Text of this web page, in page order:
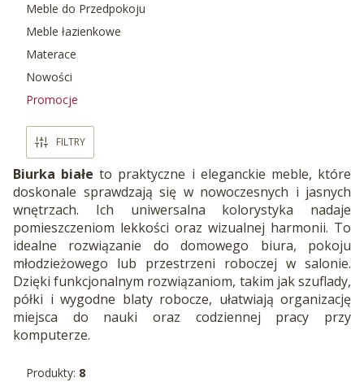
Meble do Przedpokoju
Meble łazienkowe
Materace
Nowości
Promocje
FILTRY
Biurka białe to praktyczne i eleganckie meble, które
doskonale sprawdzają się w nowoczesnych i jasnych
wnętrzach. Ich uniwersalna kolorystyka nadaje
pomieszczeniom lekkości oraz wizualnej harmonii. To
idealne rozwiązanie do domowego biura, pokoju
młodzieżowego lub przestrzeni roboczej w salonie.
Dzięki funkcjonalnym rozwiązaniom, takim jak szuflady,
półki i wygodne blaty robocze, ułatwiają organizację
miejsca do nauki oraz codziennej pracy przy
komputerze.
Produkty: 8